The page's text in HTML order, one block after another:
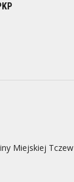
Miejskiej Tczew